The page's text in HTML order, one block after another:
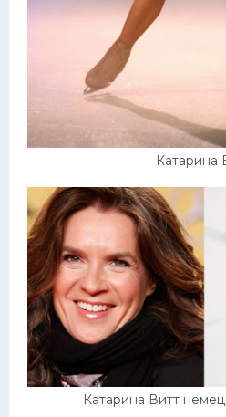
Катарина
Катарина Витт